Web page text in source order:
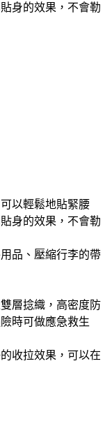
身的效果，不會勒
以輕鬆地貼緊腰
身的效果，不會勒
品、壓縮行李的帶
層捻織，高密度防
時可做應急救生
收拉效果，可以在